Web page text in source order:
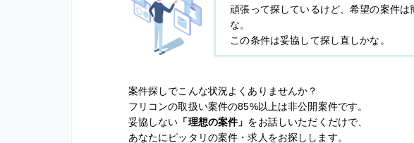
頑張って探しているけど、希望の案件は
な。
この条件は妥協して探し直しかな。
案件探しでこんな状況よくありませんか？
フリコンの取扱い案件の85%以上は非公開案件です。
妥協しない 「理想の案件」 をお話しいただくだけで、
あなたにピッタリの案件・求人をお探しします。